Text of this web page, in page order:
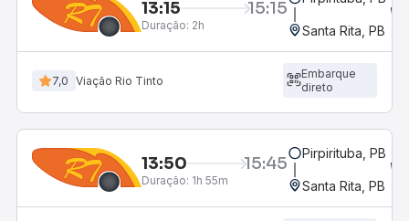
13:15 15:15
Duração: 2h Santa Rita, PB
7,0 Viação Rio Tinto
Embarque
direto
13:50 15:45
Duração: 1h 55m
Pirpirituba, PB
Santa Rita, PB